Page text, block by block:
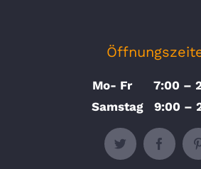
Mo- Fr 7:00 –
Samstag 9:00 –